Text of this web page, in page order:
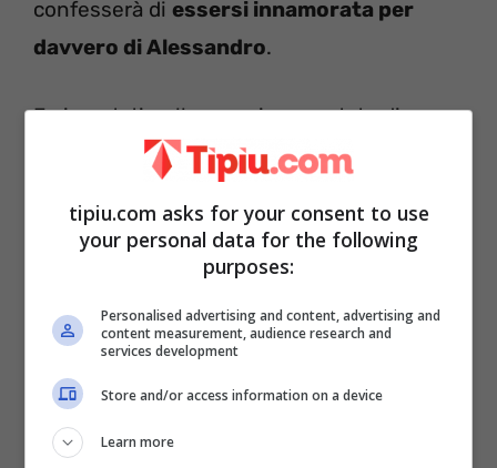
confesserà di essersi innamorata per
davvero di Alessandro.
Fari puntati nelle prossime puntate di
“Uomini e Donne” anche suTina e Pinuccia
protagoniste di nuovi accesi diverbi che
animeranno il parterre del dating show.
“Uomini e donne”, anticipazioni nuove
puntate: Matteo esce con Valeria,
Federica gelosa
tipiu.com asks for your consent to use
your personal data for the following
purposes:
Personalised advertising and content, advertising and
content measurement, audience research and
services development
Store and/or access information on a device
Learn more